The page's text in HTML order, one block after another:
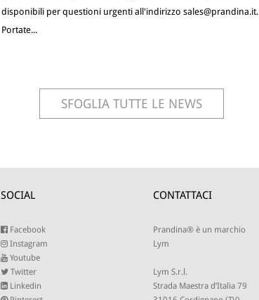
disponibili per questioni urgenti all'indirizzo sales@prandina.it.
Portate...
SFOGLIA TUTTE LE NEWS
SOCIAL
Facebook
Instagram
Youtube
Twitter
Linkedin
CONTATTACI
Prandina® è un marchio
Lym
Lym S.r.l.
Strada Maestra d’Italia 79